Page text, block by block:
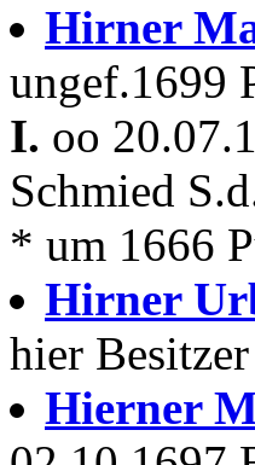
Hirner
ungef.1699
I. oo
Schmied
* um 1666
Hirner
hier Besitzer
Hierner